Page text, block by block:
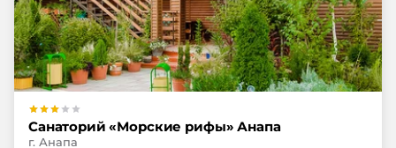
Санаторий «Морские рифы» Анапа
г. Анапа